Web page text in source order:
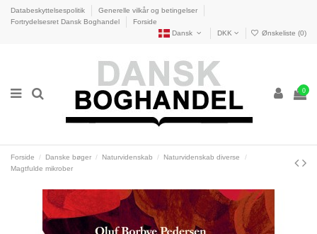
Databeskyttelsespolitik
Generelle vilkår og betingelser
Fortrydelsesret Dansk Boghandel
Forside
Dansk
DKK Ønskeliste (0)
0
Forside Danske bøger Naturvidenskab
Naturvidenskab diverse
Magtfulde mikrober